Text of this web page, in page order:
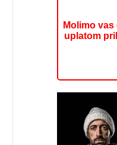
Molimo
uplatom